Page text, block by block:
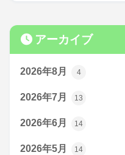
アーカイブ
2026年8月 4
2026年7月 13
2026年6月 14
2026年5月 14